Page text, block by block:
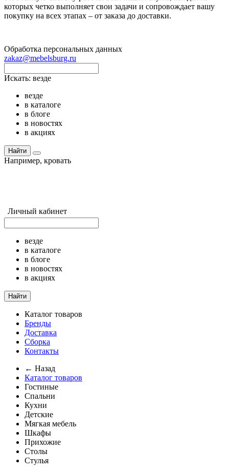
которых четко выполняет свои задачи и сопровождает вашу
покупку на всех этапах – от заказа до доставки.
Обработка персональных данных
zakaz@mebelsburg.ru
Искать: везде
везде
в каталоге
в блоге
в новостях
в акциях
Найти
Например, кровать
Личный кабинет
везде
в каталоге
в блоге
в новостях
в акциях
Найти
Каталог товаров
Бренды
Доставка
Сборка
Контакты
← Назад
Каталог товаров
Гостиные
Спальни
Кухни
Детские
Мягкая мебель
Шкафы
Прихожие
Столы
Стулья